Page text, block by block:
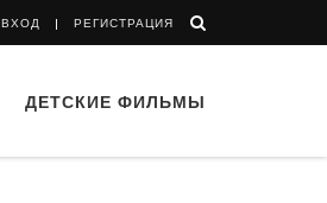
ВХОД РЕГИСТРАЦИЯ
ДЕТСКИЕ ФИЛЬМЫ